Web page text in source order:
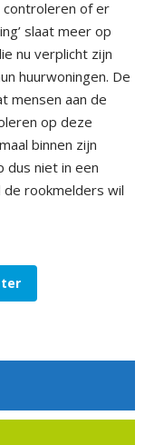
controleren of er
slaat meer op
nu verplicht zijn
huurwoningen. De
mensen aan de
op deze
binnen zijn
dus niet in een
de rookmelders wil